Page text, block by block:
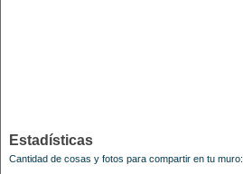
Estadísticas
Cantidad de cosas y fotos para compartir en tu muro: